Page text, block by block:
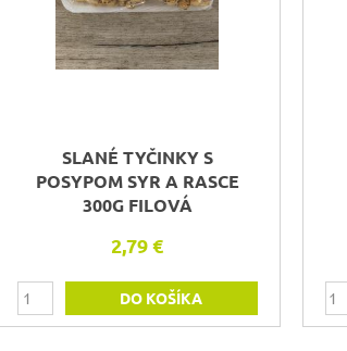
SLANÉ TYČINKY S
POSYPOM SYR A RASCE
300G FILOVÁ
2,79 €
DO KOŠÍKA